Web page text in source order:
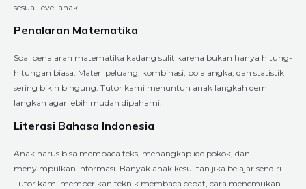
sesuai level anak.
Penalaran Matematika
Soal penalaran matematika kadang sulit karena bukan hanya hitung-
hitungan biasa. Materi peluang, kombinasi, pola angka, dan statistik
sering bikin bingung. Tutor kami menuntun anak langkah demi
langkah agar lebih mudah dipahami.
Literasi Bahasa Indonesia
Anak harus bisa membaca teks, menangkap ide pokok, dan
menyimpulkan informasi. Banyak anak kesulitan jika belajar sendiri.
Tutor kami memberikan teknik membaca cepat, cara menemukan